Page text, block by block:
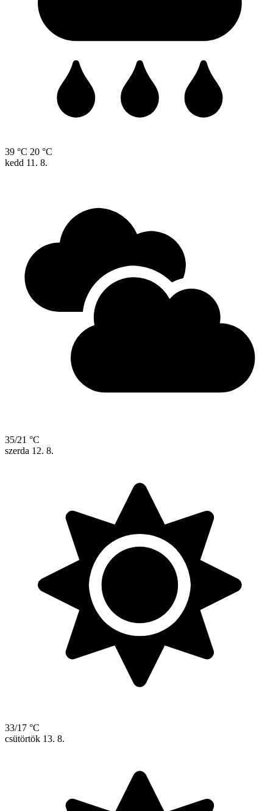
39 °C 20 °C
kedd 11. 8.
35/21 °C
szerda 12. 8.
33/17 °C
csütörtök 13. 8.